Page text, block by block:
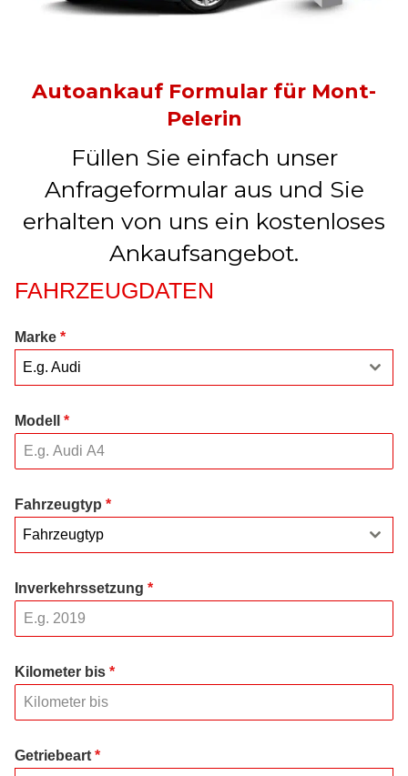
Autoankauf Formular für Mont-
Pelerin
Füllen Sie einfach unser
Anfrageformular aus und Sie
erhalten von uns ein kostenloses
Ankaufsangebot.
FAHRZEUGDATEN
Marke *
E.g. Audi
Modell *
Fahrzeugtyp *
Fahrzeugtyp
Inverkehrssetzung *
Kilometer bis *
Getriebeart *